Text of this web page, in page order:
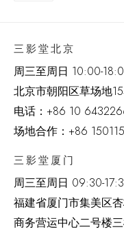
三影堂北京
周三至周日 10:00-
北京市朝阳区草场地
电话： +86 10
场地合作：+86
三影堂厦门
周三至周日 09:30-
福建省厦门市集美区
商务营运中心二号楼